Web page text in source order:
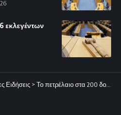
εκλεγέντων
Ειδήσεις > Το πετρέλαιο στα 200 δολάρια ανά βαρέλι